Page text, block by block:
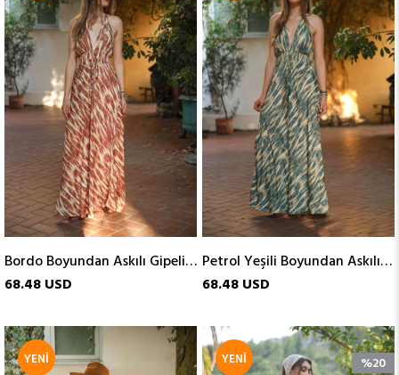
Bordo Boyundan Askılı Gipeli İpek Elbise
68.48 USD
ÜRÜN
Petrol Yeşili Boyundan Askılı Gipeli İpek Elbise
68.48 USD
ÜRÜN
YENI %20
YENI